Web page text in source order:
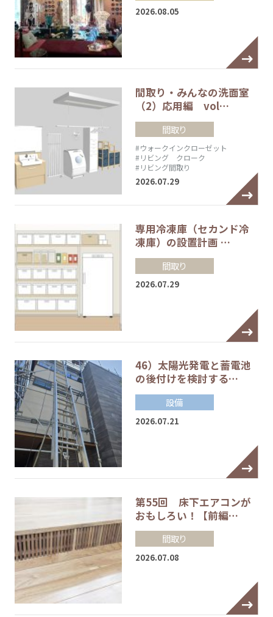
2026.08.05
間取り・みんなの洗面室
（2）応用編 vol…
間取り
#ウォークインクローゼット
#リビング クローク
#リビング間取り
2026.07.29
専用冷凍庫（セカンド冷
凍庫）の設置計画 …
間取り
2026.07.29
46）太陽光発電と蓄電池
の後付けを検討する…
設備
2026.07.21
第55回 床下エアコンが
おもしろい！【前編…
間取り
2026.07.08